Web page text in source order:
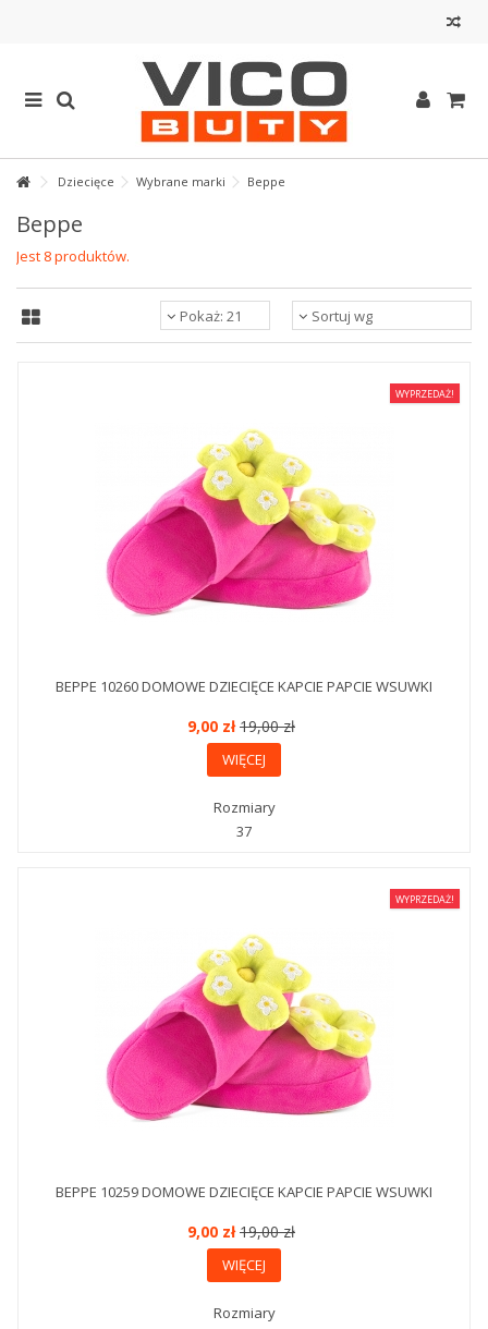
Dziecięce Wybrane marki Beppe
Beppe
Jest 8 produktów.
Sortuj wg
Pokaż: 21
WYPRZEDAŻ!
BEPPE 10260 DOMOWE DZIECIĘCE KAPCIE PAPCIE WSUWKI
9,00 zł19,00 zł
WIĘCEJ
Rozmiary
37
WYPRZEDAŻ!
BEPPE 10259 DOMOWE DZIECIĘCE KAPCIE PAPCIE WSUWKI
9,00 zł19,00 zł
WIĘCEJ
Rozmiary